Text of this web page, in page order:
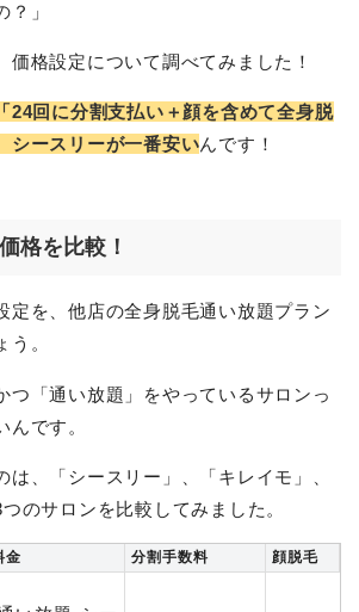
」
価格設定について調べてみました！
「24回に分割支払い＋顔を含めて全身脱
シースリーが一番安いんです！
格を比較！
定を、他店の全身脱毛通い放題プラン
う。
つ「通い放題」をやっているサロンっ
んです。
は、「シースリー」、「キレイモ」、
のサロンを比較してみました。
金 分割手数料 顔脱毛